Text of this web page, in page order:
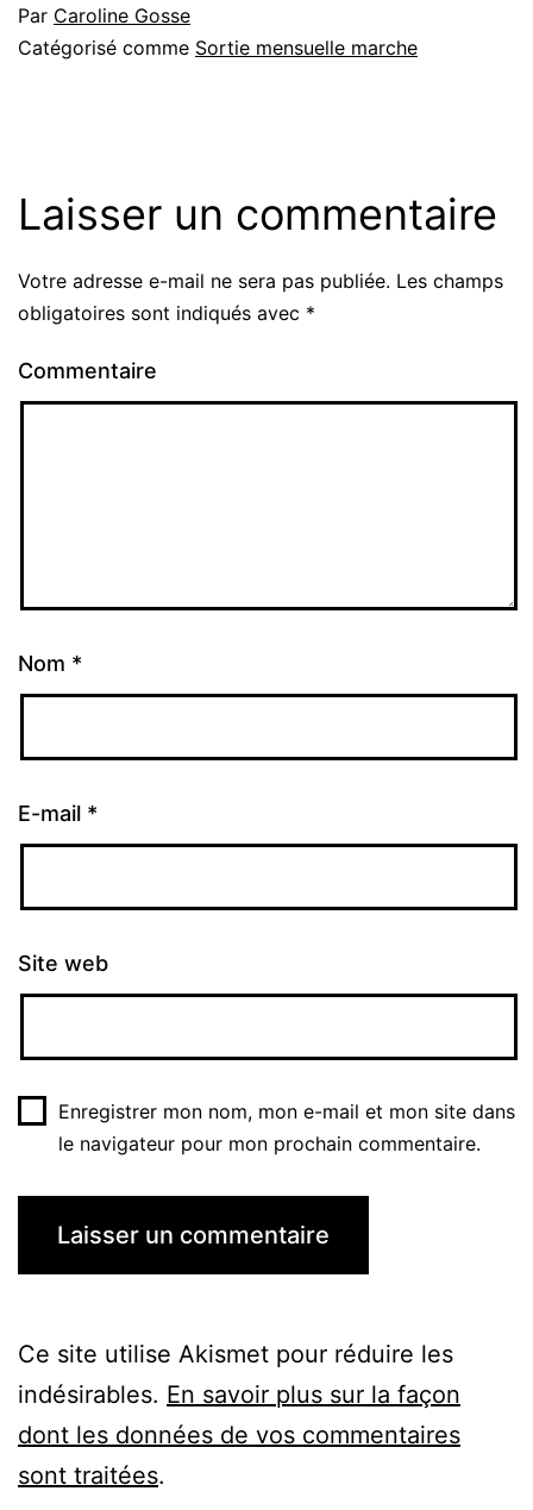
Par Caroline Gosse
Catégorisé comme Sortie mensuelle marche
Laisser un commentaire
Votre adresse e-mail ne sera pas publiée. Les champs
obligatoires sont indiqués avec *
Commentaire
Nom *
E-mail *
Site web
Enregistrer mon nom, mon e-mail et mon site dans
le navigateur pour mon prochain commentaire.
Ce site utilise Akismet pour réduire les
indésirables. En savoir plus sur la façon
dont les données de vos commentaires
sont traitées.